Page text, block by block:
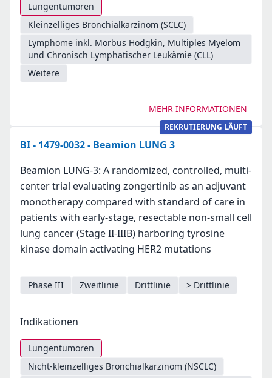
Lungentumoren
Kleinzelliges Bronchialkarzinom (SCLC)
Lymphome inkl. Morbus Hodgkin, Multiples Myelom
und Chronisch Lymphatischer Leukämie (CLL)
Weitere
MEHR INFORMATIONEN
REKRUTIERUNG LÄUFT
BI - 1479-0032 - Beamion LUNG 3
Beamion LUNG-3: A randomized, controlled, multi-
center trial evaluating zongertinib as an adjuvant
monotherapy compared with standard of care in
patients with early-stage, resectable non-small cell
lung cancer (Stage II-IIIB) harboring tyrosine
kinase domain activating HER2 mutations
Phase III Zweitlinie Drittlinie > Drittlinie
Indikationen
Lungentumoren
Nicht-kleinzelliges Bronchialkarzinom (NSCLC)